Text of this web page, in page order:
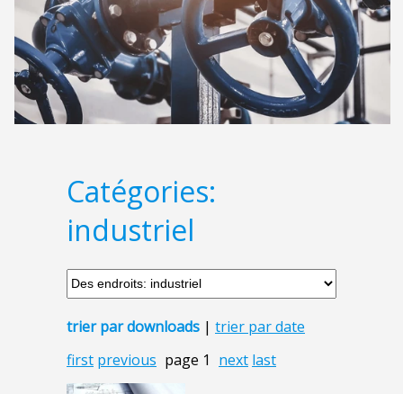
Catégories:
industriel
trier par downloads | trier par date
first previous page 1 next last